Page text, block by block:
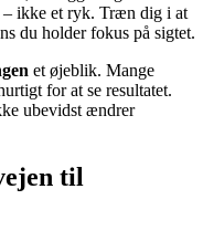
ikke et ryk. Træn dig i at
du holder fokus på sigtet.
et øjeblik. Mange
for at se resultatet.
ubevidst ændrer
til